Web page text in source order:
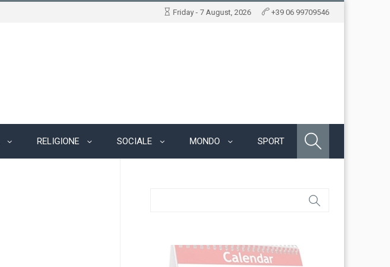
Friday - 7 August, 2026 +39 06 99709546
RELIGIONE SOCIALE MONDO SPORT